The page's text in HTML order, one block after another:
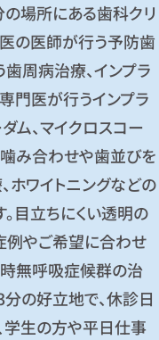
場所にある歯科クリ
の医師が行う予防歯
周病治療、インプラ
門医が行うインプラ
ム、マイクロスコー
み合わせや歯並びを
ホワイトニングなどの
目立ちにくい透明の
例やご希望に合わせ
時無呼吸症候群の治
の好立地で、休診日
学生の方や平日仕事